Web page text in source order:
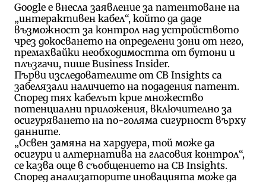
Google е внесла заявление за патентоване на
„интерактивен кабел“, който да даде
възможност за контрол над устройството
чрез докосването на определени зони от него,
премахвайки необходимостта от бутони и
плъзгачи, пише Business Insider.
Първи изследователите от CB Insights са
забелязали наличието на подадения патент.
Според тях кабелът крие множество
потенциални приложения, включително за
осигуряването на по-голяма сигурност върху
данните.
„Освен замяна на хардуера, той може да
осигури и алтернатива на гласовия контрол“,
се казва още в съобщението на CB Insights.
Според анализаторите иновацията може да